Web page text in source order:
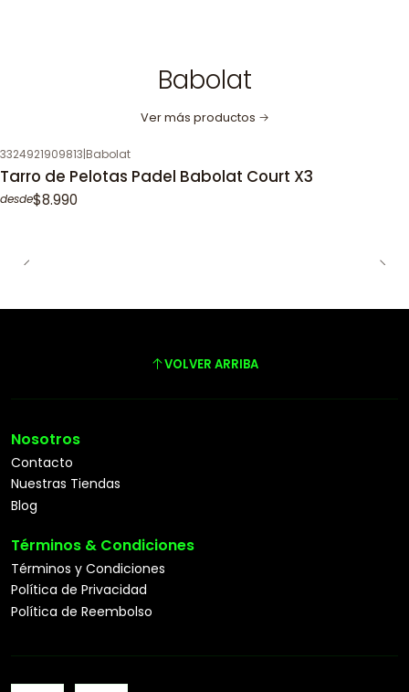
Babolat
Ver más productos
3324921909813|Babolat
Tarro de Pelotas Padel Babolat Court X3
desde$8.990
VOLVER ARRIBA
Nosotros
Contacto
Nuestras Tiendas
Blog
Términos & Condiciones
Términos y Condiciones
Política de Privacidad
Política de Reembolso